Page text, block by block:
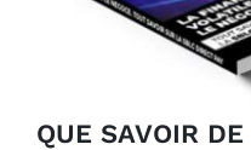
QUE SAVOIR